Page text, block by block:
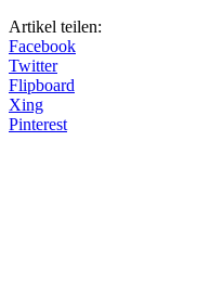
Artikel teilen:
Facebook
Twitter
Flipboard
Xing
Pinterest